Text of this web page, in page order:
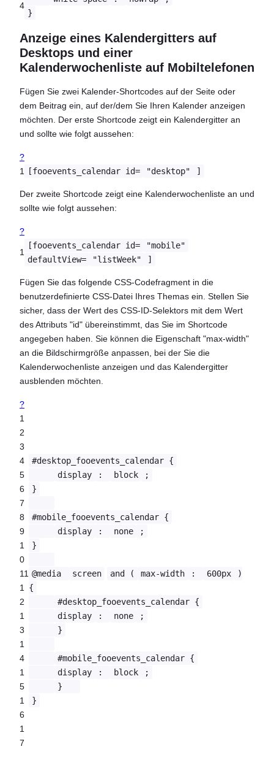
4
}
Anzeige eines Kalendergitters auf
Desktops und einer
Kalenderwochenliste auf Mobiltelefonen
Fügen Sie zwei Kalender-Shortcodes auf der Seite oder
dem Beitrag ein, auf der/dem Sie Ihren Kalender anzeigen
möchten. Der erste Shortcode zeigt ein Kalendergitter an
und sollte wie folgt aussehen:
?
1
[fooevents_calendar id= "desktop" ]
Der zweite Shortcode zeigt eine Kalenderwochenliste an und
sollte wie folgt aussehen:
?
1
[fooevents_calendar id=
"mobile"
defaultView=
"listWeek" ]
Fügen Sie das folgende CSS-Codefragment in die
benutzerdefinierte CSS-Datei Ihres Themas ein. Stellen Sie
sicher, dass der Wert des CSS-ID-Selektors mit dem Wert
des Attributs "id" übereinstimmt, das Sie im Shortcode
angegeben haben. Sie können die Eigenschaft "max-width"
an die Bildschirmgröße anpassen, bei der Sie die
Kalenderwochenliste anzeigen und das Kalendergitter
ausblenden möchten.
?
1
2
3
4
5
6
7
8
9
1
0
11
1
2
1
3
1
4
1
5
1
6
1
7
#desktop_fooevents_calendar {
display
: block
;
}
#mobile_fooevents_calendar {
display
: none
;
}
@media screen and ( max-width : 600px
)
{
#desktop_fooevents_calendar {
display
: none
;
}
#mobile_fooevents_calendar {
display
: block
;
}
}